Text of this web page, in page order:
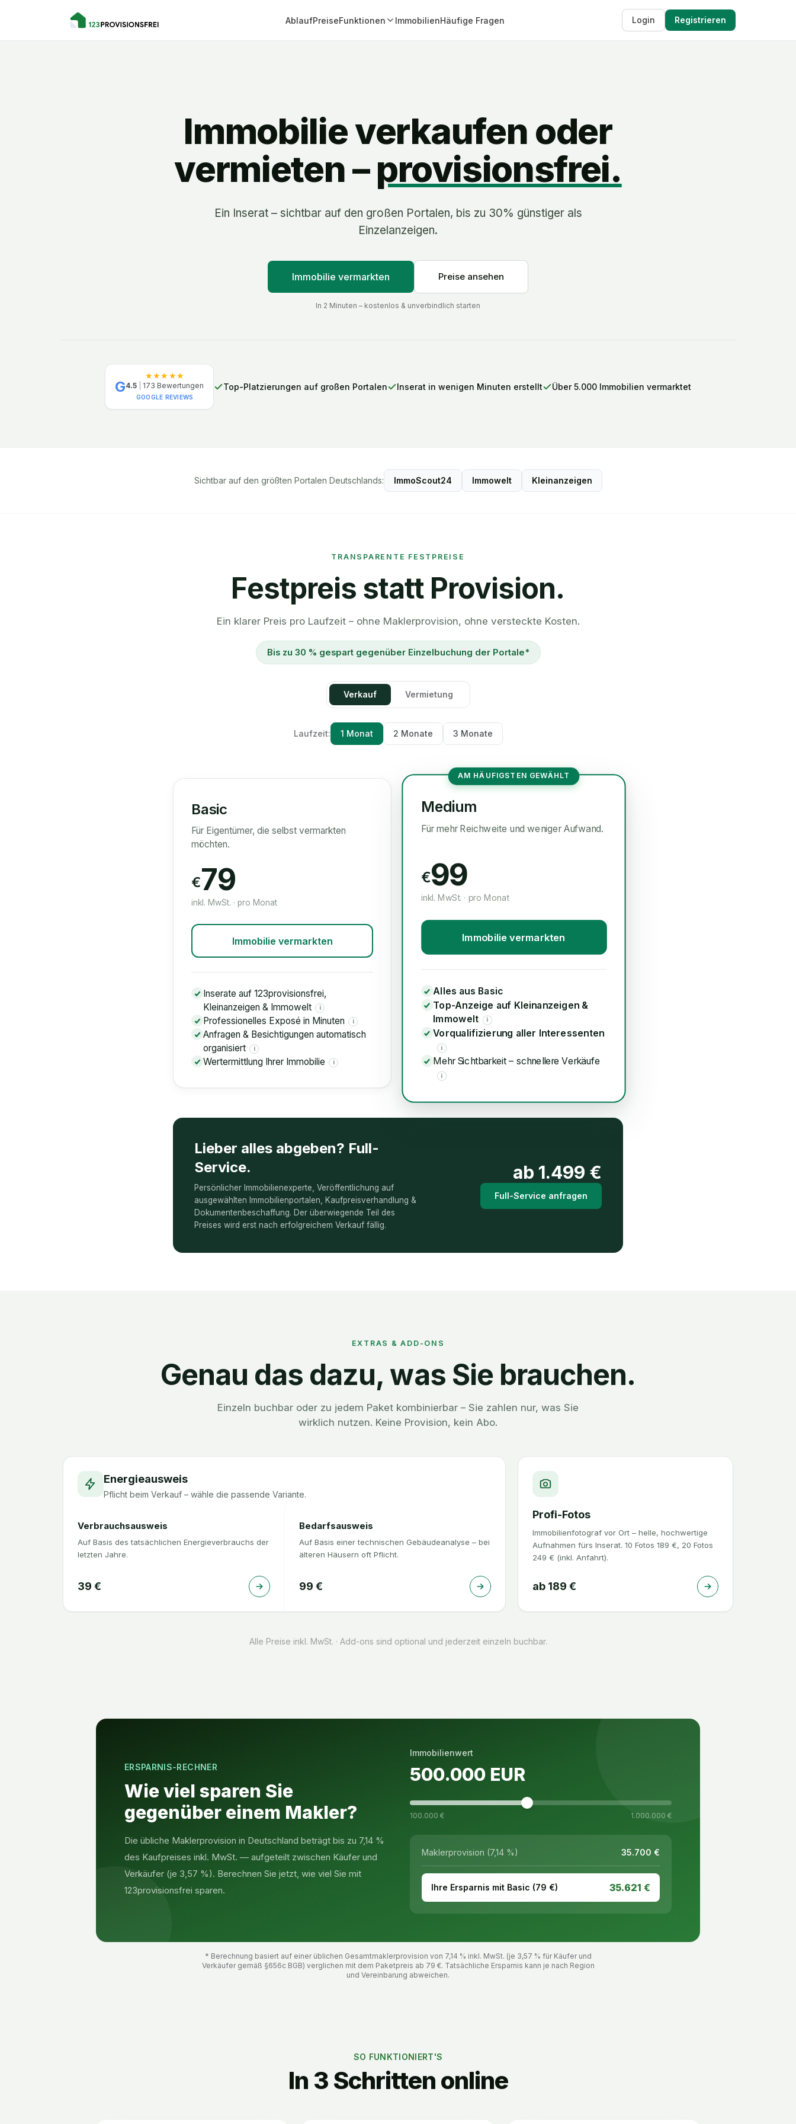
AblaufPreiseFunktionen ImmobilienHäufige Fragen Login Registrieren
Immobilie verkaufen oder
vermieten –provisionsfrei.
Ein Inserat – sichtbar auf den großen Portalen, bis zu 30% günstiger als
Einzelanzeigen.
Immobilie vermarkten Preise ansehen
In 2 Minuten – kostenlos & unverbindlich starten
G
★★★★★
4.5 173 Bewertungen
GOOGLE REVIEWS
Top-Platzierungen auf großen Portalen Inserat in wenigen Minuten erstellt Über 5.000 Immobilien vermarktet
Sichtbar auf den größten Portalen Deutschlands: ImmoScout24 Immowelt Kleinanzeigen
TRANSPARENTE FESTPREISE
Festpreis statt Provision.
Ein klarer Preis pro Laufzeit – ohne Maklerprovision, ohne versteckte Kosten.
Bis zu 30 % gespart gegenüber Einzelbuchung der Portale*
Verkauf Vermietung
Laufzeit: 1 Monat 2 Monate 3 Monate
Basic
Für Eigentümer, die selbst vermarkten
möchten.
€79
inkl. MwSt. · pro Monat
Immobilie vermarkten
Inserate auf 123provisionsfrei,
Kleinanzeigen & Immowelt
i
Professionelles Exposé in Minuten i
Anfragen & Besichtigungen automatisch
organisiert
i
Wertermittlung Ihrer Immobilie i
AM HÄUFIGSTEN GEWÄHLT
Medium
Für mehr Reichweite und weniger Aufwand.
€99
inkl. MwSt. · pro Monat
Immobilie vermarkten
Alles aus Basic
Top-Anzeige auf Kleinanzeigen &
Immowelt
i
Vorqualifizierung aller Interessenten
i
Mehr Sichtbarkeit – schnellere Verkäufe
i
Lieber alles abgeben? Full-
Service.
Persönlicher Immobilienexperte, Veröffentlichung auf
ausgewählten Immobilienportalen, Kaufpreisverhandlung &
Dokumentenbeschaffung. Der überwiegende Teil des
Preises wird erst nach erfolgreichem Verkauf fällig.
ab 1.499 €
Full-Service anfragen
EXTRAS & ADD-ONS
Genau das dazu, was Sie brauchen.
Einzeln buchbar oder zu jedem Paket kombinierbar – Sie zahlen nur, was Sie
wirklich nutzen. Keine Provision, kein Abo.
Energieausweis
Pflicht beim Verkauf – wähle die passende Variante.
Verbrauchsausweis
Auf Basis des tatsächlichen Energieverbrauchs der
letzten Jahre.
39 €
Bedarfsausweis
Auf Basis einer technischen Gebäudeanalyse – bei
älteren Häusern oft Pflicht.
99 €
Profi-Fotos
Immobilienfotograf vor Ort – helle, hochwertige
Aufnahmen fürs Inserat. 10 Fotos 189 €, 20 Fotos
249 € (inkl. Anfahrt).
ab 189 €
Alle Preise inkl. MwSt. · Add-ons sind optional und jederzeit einzeln buchbar.
ERSPARNIS-RECHNER
Wie viel sparen Sie
gegenüber einem Makler?
Die übliche Maklerprovision in Deutschland beträgt bis zu 7,14 %
des Kaufpreises inkl. MwSt. — aufgeteilt zwischen Käufer und
Verkäufer (je 3,57 %). Berechnen Sie jetzt, wie viel Sie mit
123provisionsfrei sparen.
Immobilienwert
500.000 EUR
100.000 € 1.000.000 €
Maklerprovision (7,14 %) 35.700 €
Ihre Ersparnis mit Basic (79 €) 35.621 €
* Berechnung basiert auf einer üblichen Gesamtmaklerprovision von 7,14 % inkl. MwSt. (je 3,57 % für Käufer und
Verkäufer gemäß §656c BGB) verglichen mit dem Paketpreis ab 79 €. Tatsächliche Ersparnis kann je nach Region
und Vereinbarung abweichen.
SO FUNKTIONIERT'S
In 3 Schritten online